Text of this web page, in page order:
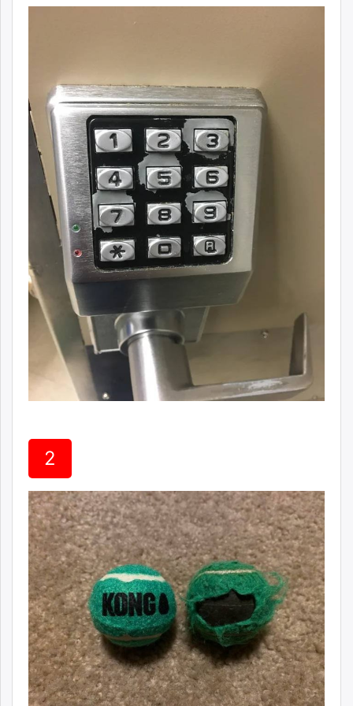
24tsag.mn
shuud.mn
eagle.mn
ergelt.mn
zarig.mn
today.mn
zuv.mn
mminfo.mn
ugluu.mn
urlag.mn
unen.mn
asu.mn
shudarga.mn
shuurhai.mn
unuudur.mn
isee.mn
itoim.mn
tumen.mn
times.mn
tvmongolia.mn
mass.mn
unegui.mn
assa.mn
toim.mn
tac.mn
paparazzi.mn
unread.today
2